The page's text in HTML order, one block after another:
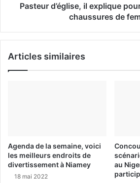
Pasteur d’église, il explique
chaussures de
Articles similaires
Agenda de la semaine, voici
les meilleurs endroits de
divertissement à Niamey
18 mai 2022
au